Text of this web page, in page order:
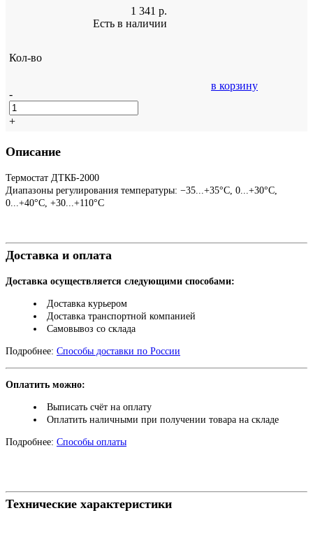
1 341 р.
Есть в наличии
Кол-во
-
+
в корзину
Описание
Термостат ДТКБ-2000
Диапазоны регулирования температуры: −35...+35°С, 0...+30°С,
0...+40°С, +30...+110°С
Доставка и оплата
Доставка осуществляется следующими способами:
Доставка курьером
Доставка транспортной компанией
Самовывоз со склада
Подробнее: Способы доставки по России
Оплатить можно:
Выписать счёт на оплату
Оплатить наличными при получении товара на складе
Подробнее: Способы оплаты
Технические характеристики